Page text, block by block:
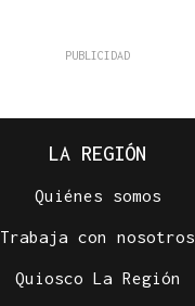
LA REGIÓN
Quiénes somos
Trabaja con nosotros
Quiosco La Región